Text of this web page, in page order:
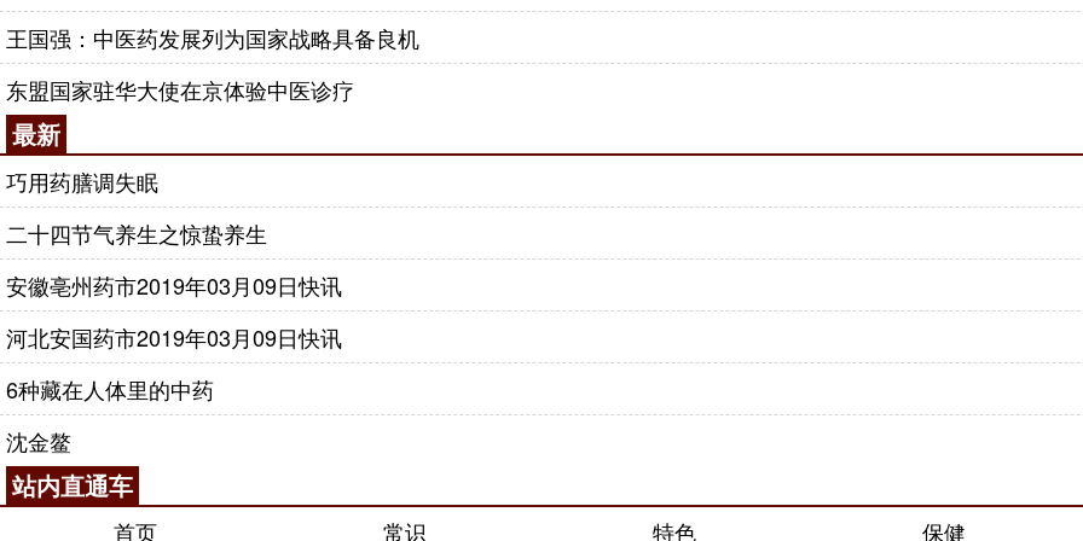
王国强：中医药发展列为国家战略具备良机
东盟国家驻华大使在京体验中医诊疗
最新
巧用药膳调失眠
二十四节气养生之惊蛰养生
安徽亳州药市2019年03月09日快讯
河北安国药市2019年03月09日快讯
6种藏在人体里的中药
沈金鳌
站内直通车
首页 常识 特色 保健